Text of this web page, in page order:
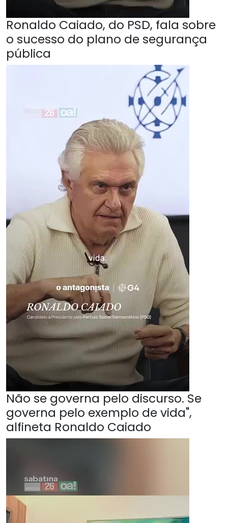
Ronaldo Caiado, do PSD, fala sobre
o sucesso do plano de segurança
pública
Não se governa pelo discurso. Se
governa pelo exemplo de vida",
alfineta Ronaldo Caiado